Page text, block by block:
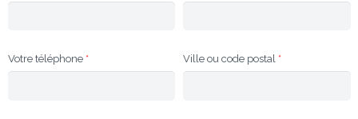
Votre téléphone * Ville ou code postal *